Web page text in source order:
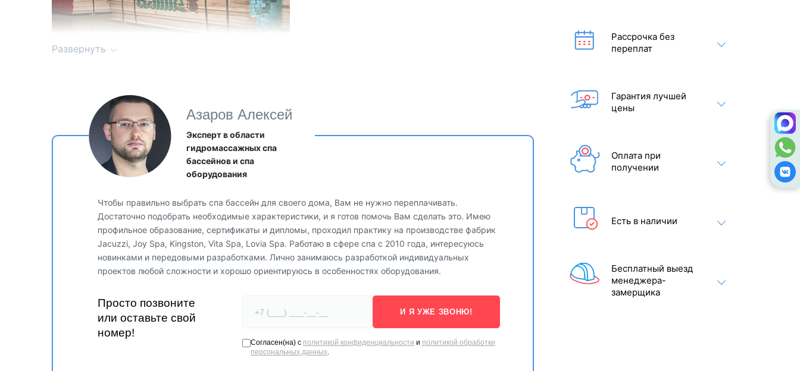
Натуральное дерево Mexda
Использование высококачественного дерева позволяет создавать превосходные и
привлекательные сауны.
В наличии светильник со светодиодами для сауны, обладающий возможностью изменения цветов
на красный, зеленый, синий и градиентный режим. Такой разноцветный свет обеспечивает не
только визуальное удовольствие, но и дополняется функцией фототерапии, способствующей
Развернуть
Азаров Алексей
Эксперт в области
гидромассажных спа
бассейнов и спа
оборудования
Чтобы правильно выбрать спа бассейн для своего дома, Вам не нужно переплачивать.
Достаточно подобрать необходимые характеристики, и я готов помочь Вам сделать это. Имею
профильное образование, сертификаты и дипломы, проходил практику на производстве фабрик
Jacuzzi, Joy Spa, Kingston, Vita Spa, Lovia Spa. Работаю в сфере спа с 2010 года, интересуюсь
новинками и передовыми разработками. Лично занимаюсь разработкой индивидуальных
проектов любой сложности и хорошо ориентируюсь в особенностях оборудования.
Просто позвоните
или оставьте свой
номер!
И Я УЖЕ ЗВОНЮ!
Согласен(на) с политикой конфиденциальности и политикой обработки
персональных данных.
Рассрочка без
переплат
Гарантия лучшей
цены
Оплата при
получении
Есть в наличии
Бесплатный выезд
менеджера-
замерщика